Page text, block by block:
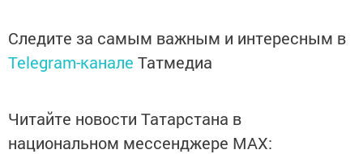
Следите за самым важным и интересным в
Telegram-канале Татмедиа
Читайте новости Татарстана в
национальном мессенджере MАХ: